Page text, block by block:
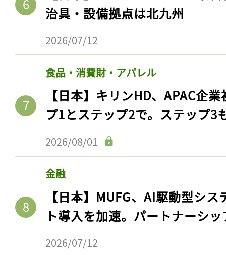
治具・設備拠点は北九州
2026/07/12
食品・消費財・アパレル
【日本】キリンHD、APAC企
プ1とステップ2で。ステップ3
2026/08/01
金融
【日本】MUFG、AI駆動型シ
ト導入を加速。パートナーシ
2026/07/12
記事をお気に入りに
ログイン